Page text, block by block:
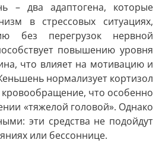
– два адаптогена, которые
в стрессовых ситуациях,
без перегрузок нервной
повышению уровня
что влияет на мотивацию и
нормализует кортизол
что особенно
«тяжелой головой». Однако
эти средства не подойдут
или бессоннице.